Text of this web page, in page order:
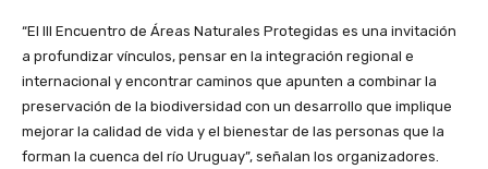
“El III Encuentro de Áreas Naturales Protegidas es una invitación
a profundizar vínculos, pensar en la integración regional e
internacional y encontrar caminos que apunten a combinar la
preservación de la biodiversidad con un desarrollo que implique
mejorar la calidad de vida y el bienestar de las personas que la
forman la cuenca del río Uruguay”, señalan los organizadores.